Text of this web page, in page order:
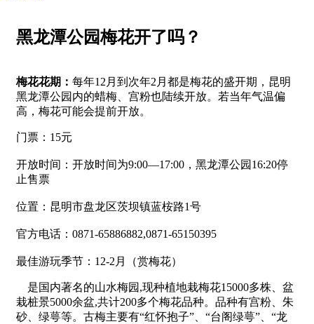
黑龙潭公园梅花开了吗？
梅花花期： 每年12月到次年2月都是梅花的盛开期，昆明
黑龙潭公园内的蜡梅、宫粉也陆续开放。若当年气温偏
高，梅花可能会提前开放。
门票：15元
开放时间：开放时间为9:00—17:00，黑龙潭公园16:20停
止售票
位置：昆明市盘龙区茨坝镇蓝桉路1号
官方电话：0871-65886882,0871-65150395
最佳游玩季节：12-2月（赏梅花）
是国内著名的山水梅园,现种植地栽梅花15000多株、盆
栽桩景5000余盆,共计200多个梅花品种。品种有宫粉、朱
砂、绿萼等。古梅主要有“红怀抱子”、“台阁绿萼”、“龙